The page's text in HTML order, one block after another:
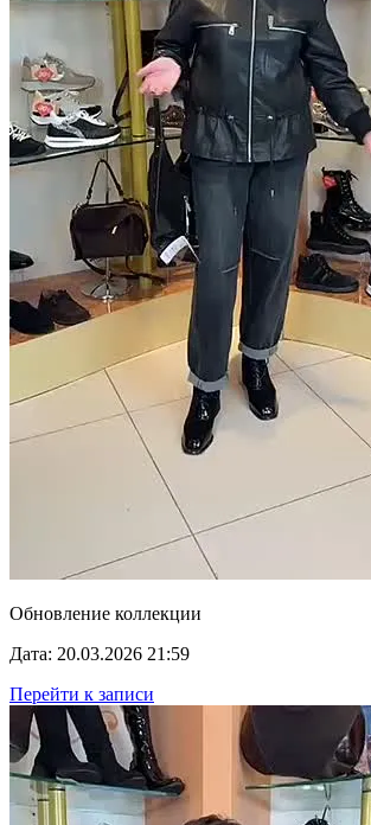
Обновление коллекции
Дата: 20.03.2026 21:59
Перейти к записи